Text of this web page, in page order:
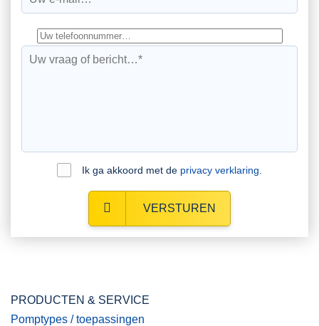
Ik ga akkoord met de privacy verklaring
VERSTUREN
PRODUCTEN & SERVICE
Pomptypes / toepassingen